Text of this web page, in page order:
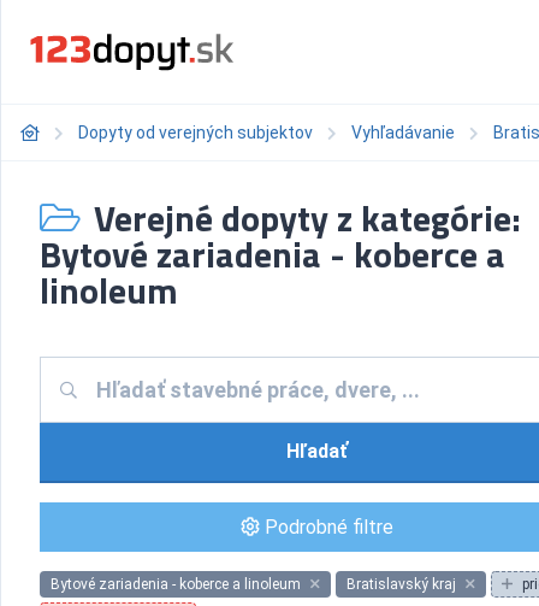
Dopyty od verejných subjektov Vyhľadávanie
Verejné dopyty z kategórie:
Bytové zariadenia - koberce a
linoleum
Hľadať
Podrobné filtre
Bytové zariadenia - koberce a linoleum Bratislavský kraj